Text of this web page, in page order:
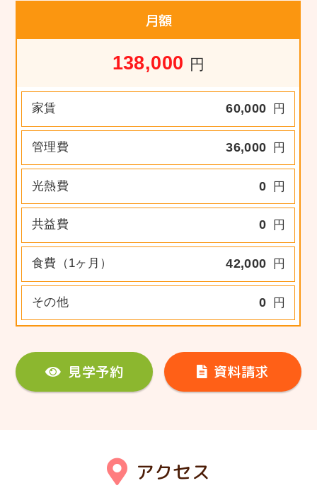
月額
138,000 円
家賃 60,000 円
管理費 36,000 円
光熱費 0 円
共益費 0 円
食費（1ヶ月） 42,000 円
その他 0 円
見学予約 資料請求
アクセス